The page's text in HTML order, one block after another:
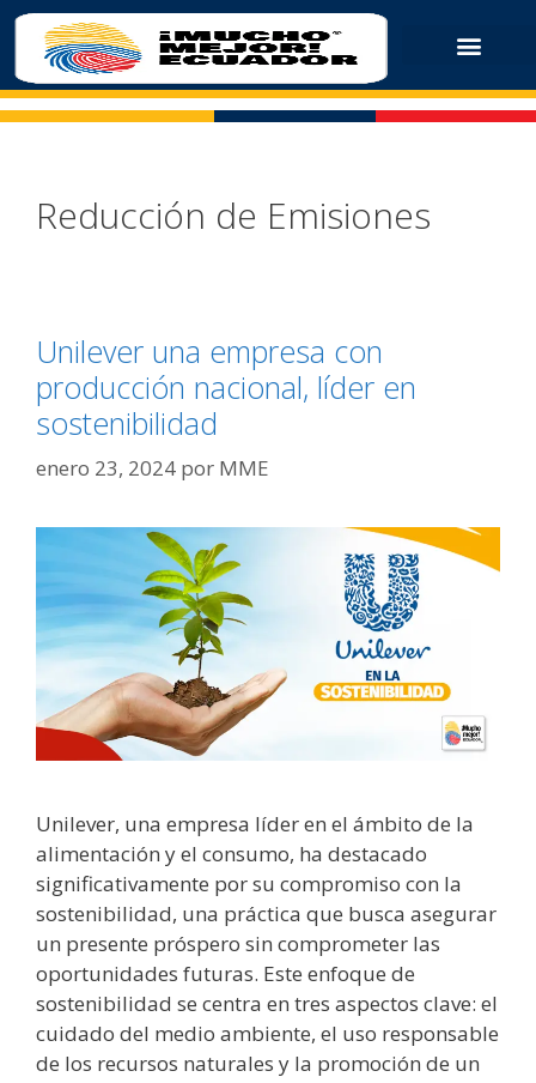
Reducción de Emisiones
Unilever una empresa con
producción nacional, líder en
sostenibilidad
enero 23, 2024 por MME
Unilever, una empresa líder en el ámbito de la
alimentación y el consumo, ha destacado
significativamente por su compromiso con la
sostenibilidad, una práctica que busca asegurar
un presente próspero sin comprometer las
oportunidades futuras. Este enfoque de
sostenibilidad se centra en tres aspectos clave: el
cuidado del medio ambiente, el uso responsable
de los recursos naturales y la promoción de un